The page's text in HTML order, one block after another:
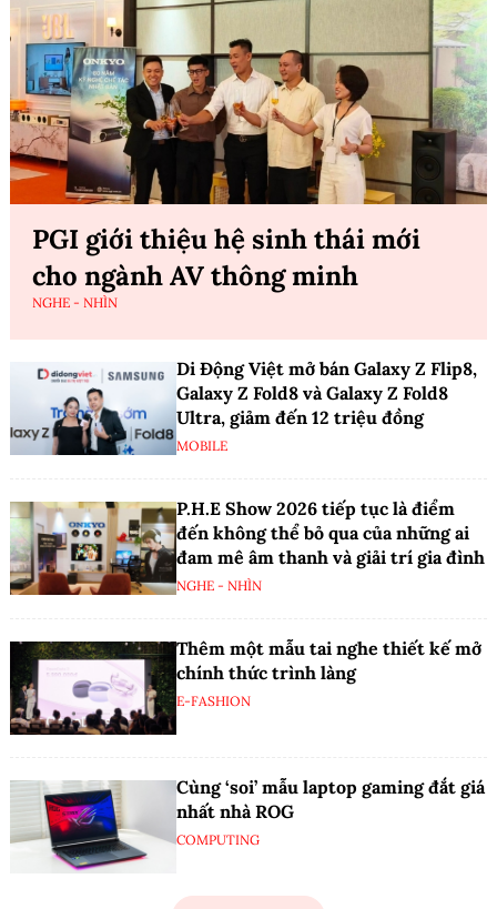
PGI giới thiệu hệ sinh thái mới
cho ngành AV thông minh
NGHE - NHÌN
Di Động Việt mở bán Galaxy Z Flip8,
Galaxy Z Fold8 và Galaxy Z Fold8
Ultra, giảm đến 12 triệu đồng
MOBILE
P.H.E Show 2026 tiếp tục là điểm
đến không thể bỏ qua của những ai
đam mê âm thanh và giải trí gia đình
NGHE - NHÌN
Thêm một mẫu tai nghe thiết kế mở
chính thức trình làng
E-FASHION
Cùng ‘soi’ mẫu laptop gaming đắt giá
nhất nhà ROG
COMPUTING